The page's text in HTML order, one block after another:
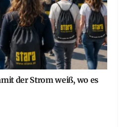
der Strom weiß, wo es